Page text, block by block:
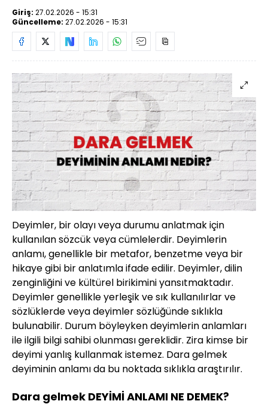
Giriş: 27.02.2026 - 15:31
Güncelleme: 27.02.2026 - 15:31
Deyimler, bir olayı veya durumu anlatmak için
kullanılan sözcük veya cümlelerdir. Deyimlerin
anlamı, genellikle bir metafor, benzetme veya bir
hikaye gibi bir anlatımla ifade edilir. Deyimler, dilin
zenginliğini ve kültürel birikimini yansıtmaktadır.
Deyimler genellikle yerleşik ve sık kullanılırlar ve
sözlüklerde veya deyimler sözlüğünde sıklıkla
bulunabilir. Durum böyleyken deyimlerin anlamları
ile ilgili bilgi sahibi olunması gereklidir. Zira kimse bir
deyimi yanlış kullanmak istemez. Dara gelmek
deyiminin anlamı da bu noktada sıklıkla araştırılır.
Dara gelmek DEYİMİ ANLAMI NE DEMEK?